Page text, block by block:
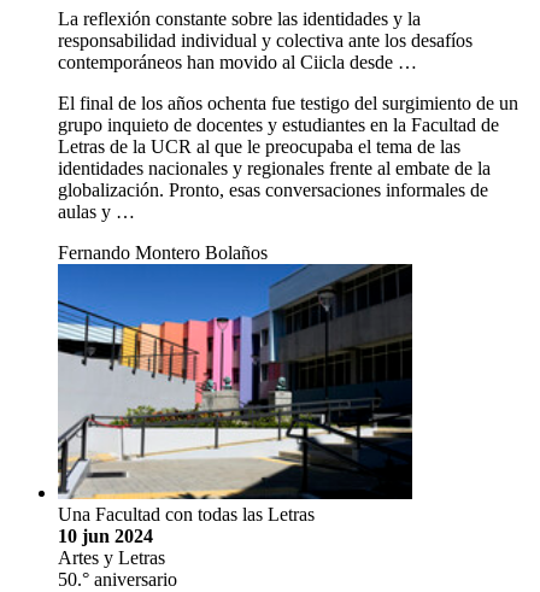
La reflexión constante sobre las identidades y la
responsabilidad individual y colectiva ante los desafíos
contemporáneos han movido al Ciicla desde …
El final de los años ochenta fue testigo del surgimiento de un
grupo inquieto de docentes y estudiantes en la Facultad de
Letras de la UCR al que le preocupaba el tema de las
identidades nacionales y regionales frente al embate de la
globalización. Pronto, esas conversaciones informales de
aulas y …
Fernando Montero Bolaños
Una Facultad con todas las Letras
10 jun 2024
Artes y Letras
50.° aniversario